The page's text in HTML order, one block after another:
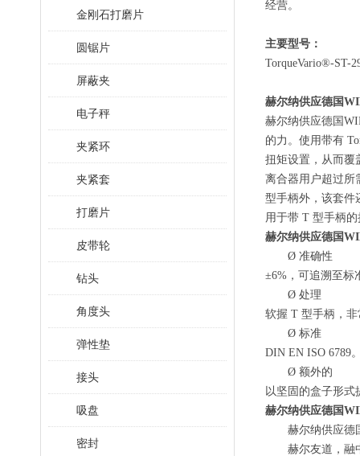
金刚石打磨片
圆锯片
屏蔽夹
电子秤
夹紧环
夹紧套
打磨片
皮带轮
钻头
角度头
弹性垫
接头
吸盘
密封
经营。
主要型号：
TorqueVario®-ST-
赫尔纳供应德国
赫尔纳供应德国
的力。使用带有
扭矩设置，从而覆
离合器用户超过所
型手柄外，该套件
用于带 T 型手柄
赫尔纳供应德国
Ø 准确性
±6%，可追溯至标
Ø 处理
软握 T 型手柄，非
Ø 标准
DIN EN ISO 6789
Ø 额外的
以坚固的盒子形
赫尔纳供应德国
赫尔纳供应德
赫尔友道，融